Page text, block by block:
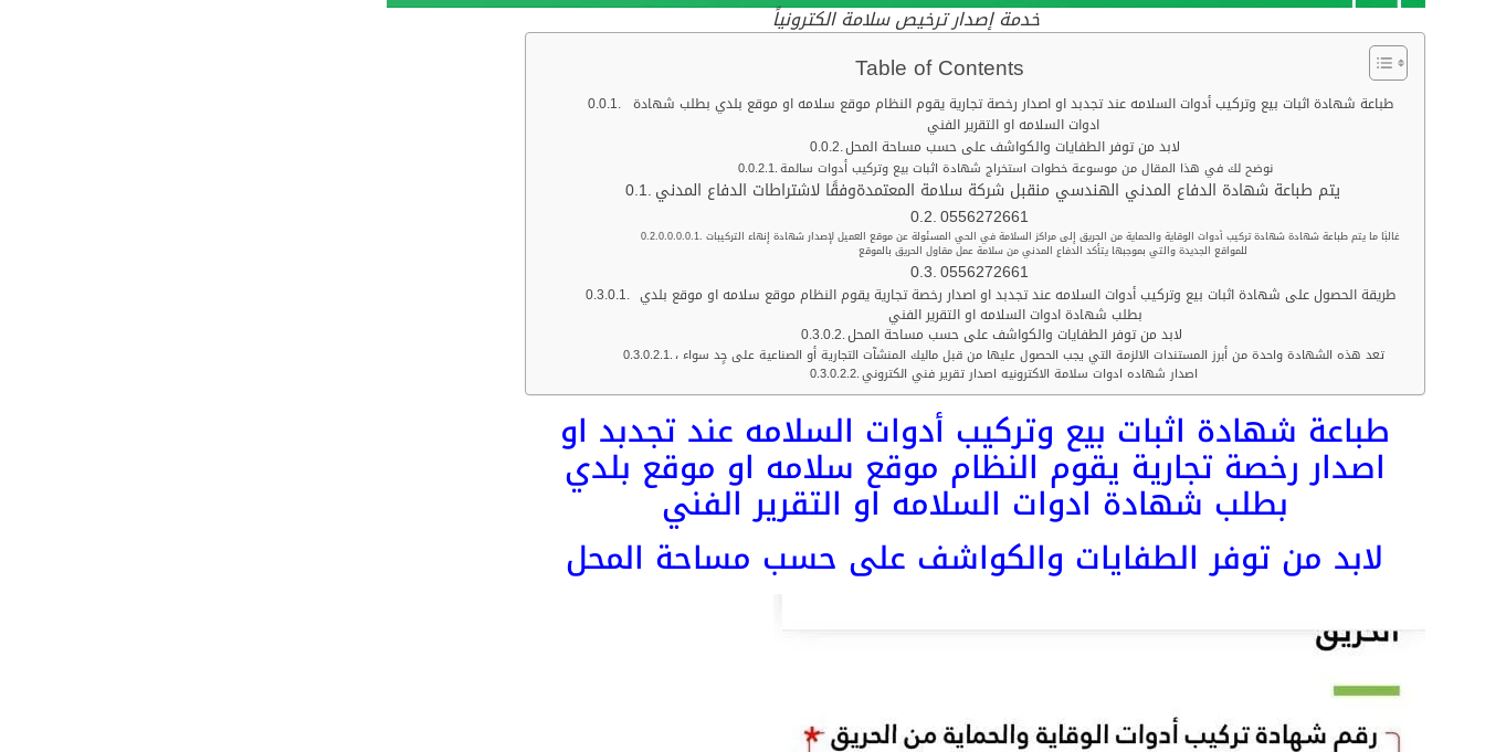
خدمة إصدار ترخيص سلامة الكترونياً
Table of Contents
طباعة شهادة اثبات بيع وتركيب أدوات السلامه عند تجدبد او اصدار رخصة تجارية يقوم النظام موقع سلامه او موقع بلدي بطلب شهادة
ادوات السلامه او التقرير الفني
لابد من توفر الطفايات والكواشف على حسب مساحة المحل
نوضح لك في هذا المقال من موسوعة خطوات استخراج شهادة اثبات بيع وتركيب أدوات سالمة
يتم طباعة شهادة الدفاع المدني الهندسي منقبل شركة سلامة المعتمدةوفقًا لاشتراطات الدفاع المدني
0556272661
غالبًا ما يتم طباعة شهادة شهادة تركيب أدوات الوقاية والحماية من الحريق إلى مراكز السلامة في الحي المسئولة عن موقع العميل لإصدار شهادة إنهاء التركيبات
للمواقع الجديدة والتي بموجبها يتأكد الدفاع المدني من سلامة عمل مقاول الحريق بالموقع
0556272661
طريقة الحصول على شهادة اثبات بيع وتركيب أدوات السلامه عند تجدبد او اصدار رخصة تجارية يقوم النظام موقع سلامه او موقع بلدي
، تعد هذه الشهادة واحدة من أبرز المستندات الالزمة التي يجب الحصول عليها من قبل ماليك المنشآت التجارية أو الصناعية على حٍد سواء
اصدار شهاده ادوات سلامة الاكترونيه اصدار تقرير فني الكتروني
طباعة شهادة اثبات بيع وتركيب أدوات السلامه عند تجدبد او
اصدار رخصة تجارية يقوم النظام موقع سلامه او موقع بلدي
بطلب شهادة ادوات السلامه او التقرير الفني
لابد من توفر الطفايات والكواشف على حسب مساحة المحل